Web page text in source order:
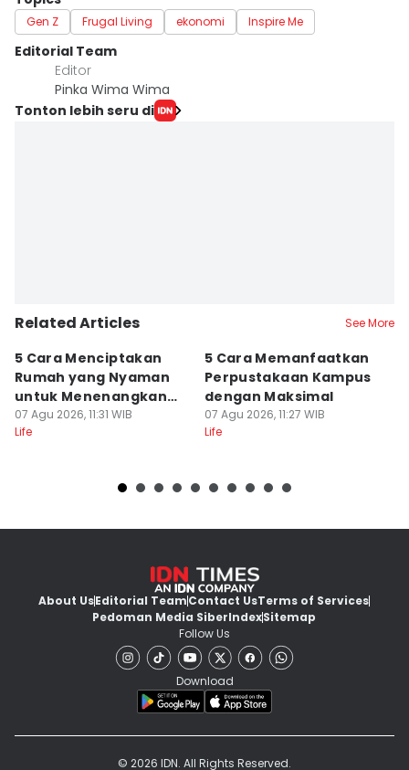
Gen Z Frugal Living ekonomi Inspire Me
Editorial Team
Editor
Pinka Wima Wima
Tonton lebih seru di
Related Articles See More
5 Cara Menciptakan
Rumah yang Nyaman
untuk Menenangkan
Pikiran
07 Agu 2026, 11:31 WIB
Life
5 Cara Memanfaatkan
Perpustakaan Kampus
dengan Maksimal
07 Agu 2026, 11:27 WIB
Life
About UsEditorial TeamContact UsTerms of Services
Pedoman Media SiberIndexSitemap
Follow Us
Download
© 2026 IDN. All Rights Reserved.